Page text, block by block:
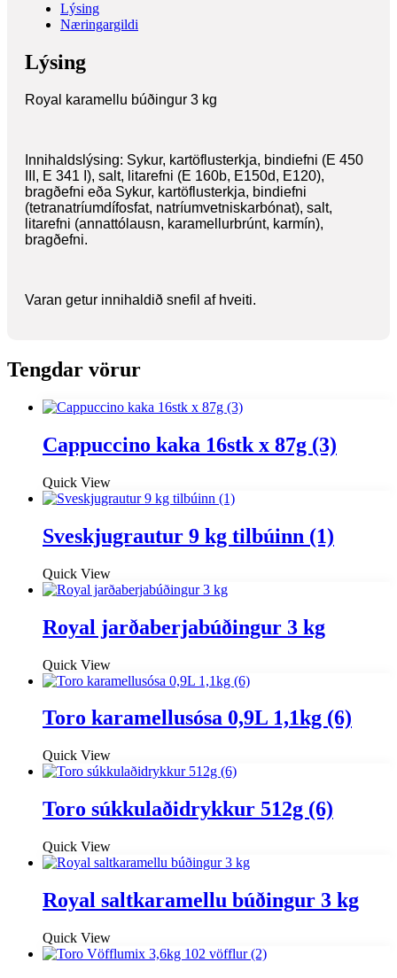
Lýsing
Næringargildi
Lýsing
Royal karamellu búðingur 3 kg
Innihaldslýsing: Sykur, kartöflusterkja, bindiefni (E 450
III, E 341 I), salt, litarefni (E 160b, E150d, E120),
bragðefni eða Sykur, kartöflusterkja, bindiefni
(tetranatríumdífosfat, natríumvetniskarbónat), salt,
litarefni (annattólausn, karamellurbrúnt, karmín),
bragðefni.
Varan getur innihaldið snefil af hveiti.
Tengdar vörur
Cappuccino kaka 16stk x 87g (3)
Quick View
Sveskjugrautur 9 kg tilbúinn (1)
Quick View
Royal jarðaberjabúðingur 3 kg
Quick View
Toro karamellusósa 0,9L 1,1kg (6)
Quick View
Toro súkkulaðidrykkur 512g (6)
Quick View
Royal saltkaramellu búðingur 3 kg
Quick View